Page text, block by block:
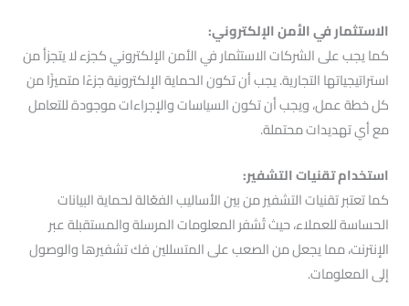
الاستثمار في الأمن الإلكتروني:
كما يجب على الشركات الاستثمار في الأمن الإلكتروني كجزء لا يتجزأ من
استراتيجياتها التجارية. يجب أن تكون الحماية الإلكترونية جزءًا متميزًا من
كل خطة عمل، ويجب أن تكون السياسات والإجراءات موجودة للتعامل
مع أي تهديدات محتملة.
استخدام تقنيات التشفير:
كما تعتبر تقنيات التشفير من بين الأساليب الفعّالة لحماية البيانات
الحساسة للعملاء، حيث تُشفر المعلومات المرسلة والمستقبلة عبر
الإنترنت، مما يجعل من الصعب على المتسللين فك تشفيرها والوصول
إلى المعلومات.